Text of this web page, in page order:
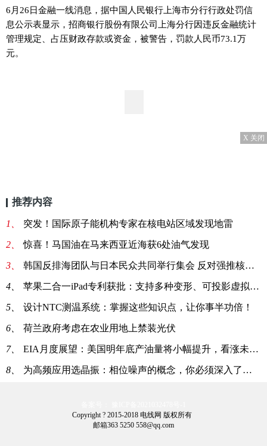
6月26日金融一线消息，据中国人民银行上海市分行行政处罚信
息公示表显示，招商银行股份有限公司上海分行因违反金融统计
管理规定、占压财政存款或资金，被警告，罚款人民币73.1万
元。
X 关闭
推荐内容
1、 突发！国际原子能机构专家在核电站区域发现地雷
2、 惊喜！马国油在马来西亚近海获6处油气发现
3、 韩国反排海团队与日本民众共同举行集会 反对强推核污染水排海
4、 苹果二合一iPad专利获批：支持多种变形、可投影虚拟键盘
5、 设计NTC测温系统：掌握这些知识点，让你事半功倍！
6、 荷兰政府考虑在农业用地上禁装光伏
7、 EIA月度展望：美国明年底产油量将小幅提升，看涨未来油价
8、 为高频应用选晶振：相位噪声的概念，你必须深入了解一下！
Copyright ? 2015-2018 电线网 版权所有
邮箱363 5250 558@qq.com